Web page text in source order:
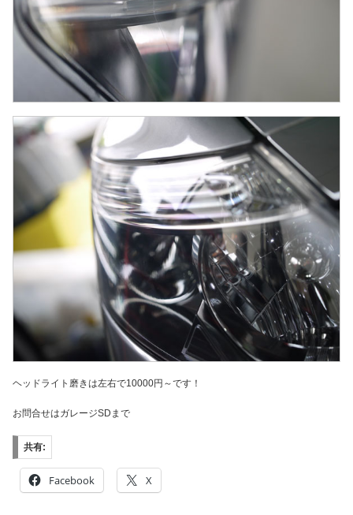
ヘッドライト磨きは左右で10000円～です！
お問合せはガレージSDまで
共有:
Facebook X